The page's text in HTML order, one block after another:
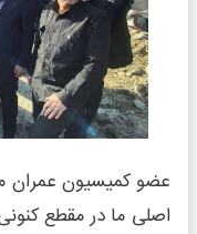
عضو کمیسیون عمران
اصلی ما در مقطع